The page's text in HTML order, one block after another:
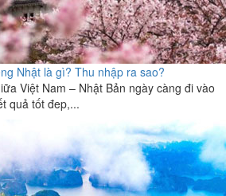
Nhật là gì? Thu nhập ra sao?
Việt Nam – Nhật Bản ngày càng đi vào
quả tốt đep,...